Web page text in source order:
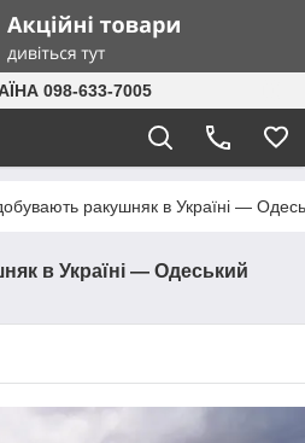
098-633-7005
ракушняк в Україні —
в Україні — Одеський